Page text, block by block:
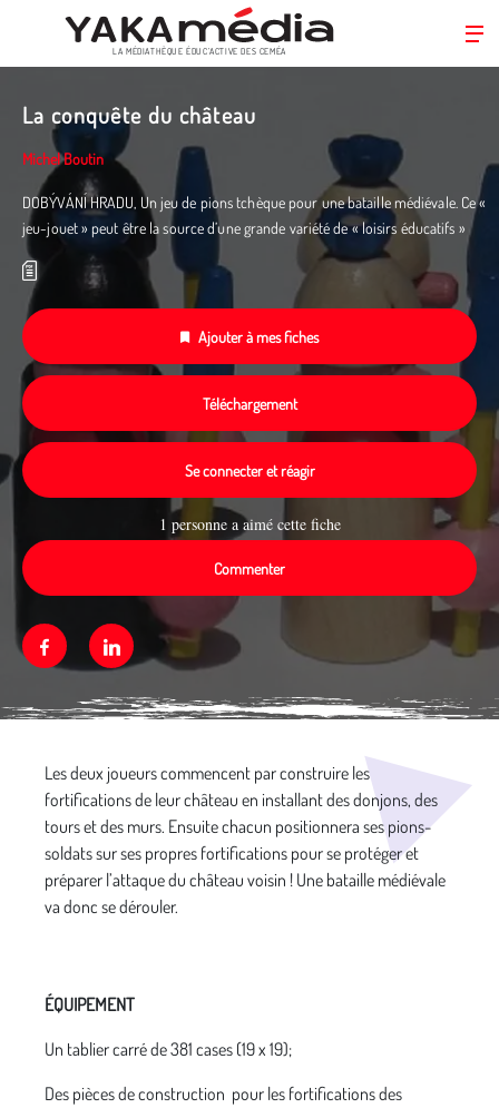
contenu
principal
LA MÉDIATHÈQUE ÉDUC’ACTIVE DES CEMÉA
La conquête du château
Michel Boutin
DOBÝVÁNÍ HRADU, Un jeu de pions tchèque pour une bataille médiévale. Ce «
jeu-jouet » peut être la source d’une grande variété de « loisirs éducatifs »
Ajouter à mes fiches
Téléchargement
Se connecter et réagir
1 personne a aimé cette fiche
Commenter
FacebookLinkedin
Les deux joueurs commencent par construire les
fortifications de leur château en installant des donjons, des
tours et des murs. Ensuite chacun positionnera ses pions-
soldats sur ses propres fortifications pour se protéger et
préparer l’attaque du château voisin ! Une bataille médiévale
va donc se dérouler.
ÉQUIPEMENT
Un tablier carré de 381 cases (19 x 19);
Des pièces de construction pour les fortifications des